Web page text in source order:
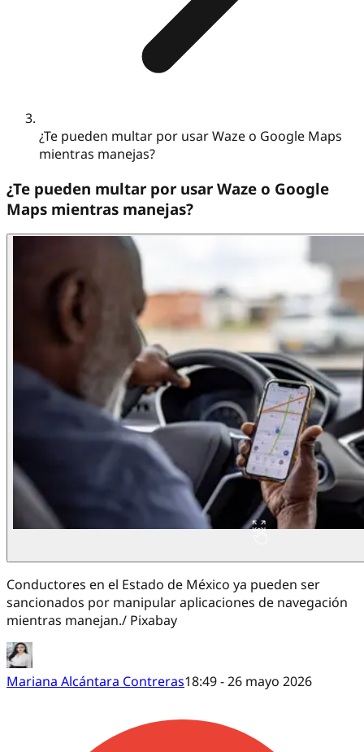
¿Te pueden multar por usar Waze o Google Maps
mientras manejas?
¿Te pueden multar por usar Waze o Google
Maps mientras manejas?
Conductores en el Estado de México ya pueden ser
sancionados por manipular aplicaciones de navegación
mientras manejan./ Pixabay
Mariana Alcántara Contreras18:49 - 26 mayo 2026